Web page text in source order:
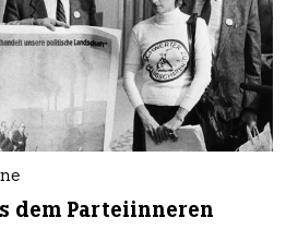
dem Parteiinneren